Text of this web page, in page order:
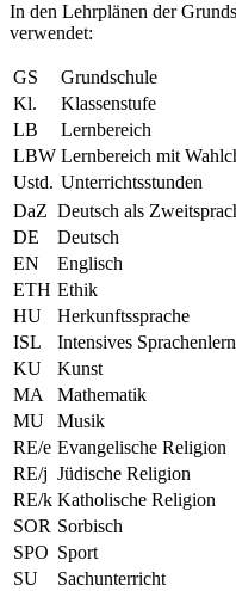
In den Lehrplänen der
verwendet:
GS
Grundschule
Kl.
Klassenstufe
LB
Lernbereich
LBW Lernbereich mit
Ustd. Unterrichtsstunden
DaZ Deutsch als
DE
Deutsch
EN
Englisch
ETH Ethik
HU
Herkunftssprache
ISL
Intensives
KU
Kunst
MA
Mathematik
MU
Musik
RE/e Evangelische Religion
RE/j Jüdische Religion
RE/k Katholische Religion
SOR Sorbisch
SPO Sport
SU
Sachunterricht